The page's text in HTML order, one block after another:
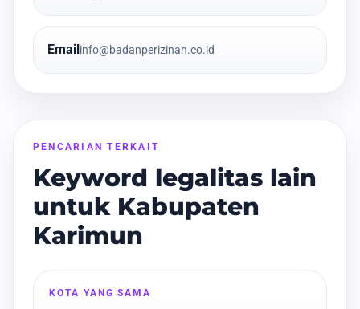
Email info@badanperizinan.co.id
PENCARIAN TERKAIT
Keyword legalitas lain
untuk Kabupaten
Karimun
KOTA YANG SAMA